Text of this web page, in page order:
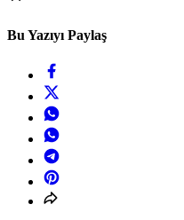
Bu Yazıyı Paylaş